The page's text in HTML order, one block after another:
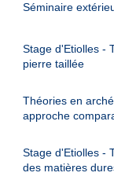
Séminaire
Stage d'Etiolles -
pierre taillée
Théories en
approche
Stage d'Etiolles -
des matières